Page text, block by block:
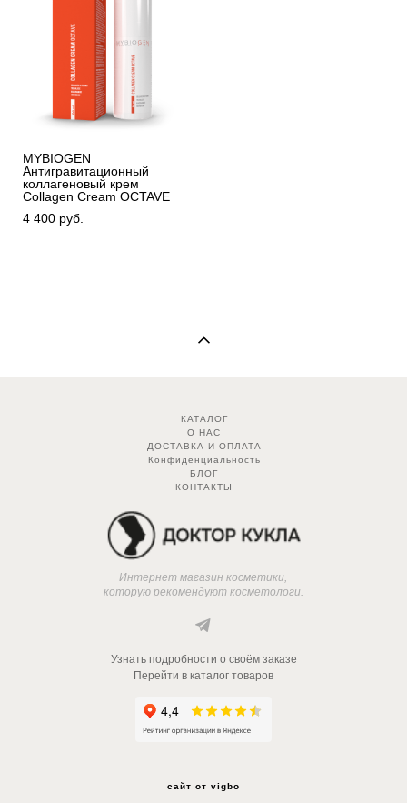
MYBIOGEN
Антигравитационный
коллагеновый крем
Collagen Cream OCTAVE
4 400 pуб.
КАТАЛОГ
О НАС
ДОСТАВКА И ОПЛАТА
Конфиденциальность
БЛОГ
КОНТАКТЫ
Интернет магазин косметики,
которую рекомендуют косметологи.
Узнать подробности о своём заказе
Перейти в каталог товаров
сайт от vigbo